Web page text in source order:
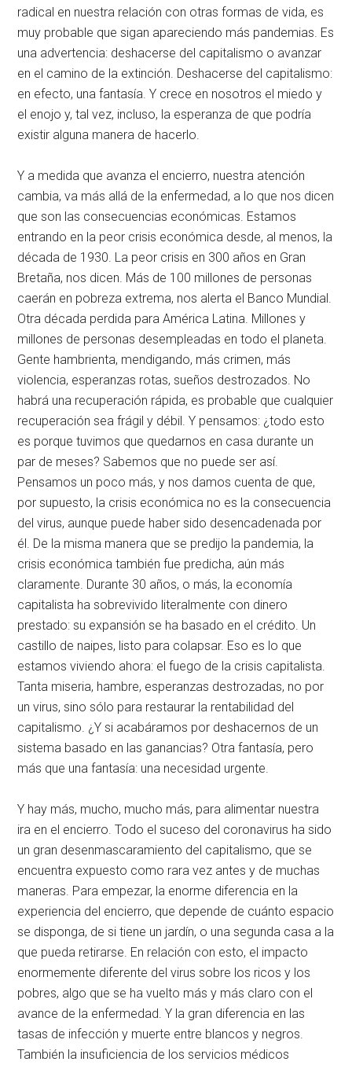
radical en nuestra relación con otras formas de vida, es
muy probable que sigan apareciendo más pandemias. Es
una advertencia: deshacerse del capitalismo o avanzar
en el camino de la extinción. Deshacerse del capitalismo:
en efecto, una fantasía. Y crece en nosotros el miedo y
el enojo y, tal vez, incluso, la esperanza de que podría
existir alguna manera de hacerlo.
Y a medida que avanza el encierro, nuestra atención
cambia, va más allá de la enfermedad, a lo que nos dicen
que son las consecuencias económicas. Estamos
entrando en la peor crisis económica desde, al menos, la
década de 1930. La peor crisis en 300 años en Gran
Bretaña, nos dicen. Más de 100 millones de personas
caerán en pobreza extrema, nos alerta el Banco Mundial.
Otra década perdida para América Latina. Millones y
millones de personas desempleadas en todo el planeta.
Gente hambrienta, mendigando, más crimen, más
violencia, esperanzas rotas, sueños destrozados. No
habrá una recuperación rápida, es probable que cualquier
recuperación sea frágil y débil. Y pensamos: ¿todo esto
es porque tuvimos que quedarnos en casa durante un
par de meses? Sabemos que no puede ser así.
Pensamos un poco más, y nos damos cuenta de que,
por supuesto, la crisis económica no es la consecuencia
del virus, aunque puede haber sido desencadenada por
él. De la misma manera que se predijo la pandemia, la
crisis económica también fue predicha, aún más
claramente. Durante 30 años, o más, la economía
capitalista ha sobrevivido literalmente con dinero
prestado: su expansión se ha basado en el crédito. Un
castillo de naipes, listo para colapsar. Eso es lo que
estamos viviendo ahora: el fuego de la crisis capitalista.
Tanta miseria, hambre, esperanzas destrozadas, no por
un virus, sino sólo para restaurar la rentabilidad del
capitalismo. ¿Y si acabáramos por deshacernos de un
sistema basado en las ganancias? Otra fantasía, pero
más que una fantasía: una necesidad urgente.
Y hay más, mucho, mucho más, para alimentar nuestra
ira en el encierro. Todo el suceso del coronavirus ha sido
un gran desenmascaramiento del capitalismo, que se
encuentra expuesto como rara vez antes y de muchas
maneras. Para empezar, la enorme diferencia en la
experiencia del encierro, que depende de cuánto espacio
se disponga, de si tiene un jardín, o una segunda casa a la
que pueda retirarse. En relación con esto, el impacto
enormemente diferente del virus sobre los ricos y los
pobres, algo que se ha vuelto más y más claro con el
avance de la enfermedad. Y la gran diferencia en las
tasas de infección y muerte entre blancos y negros.
También la insuficiencia de los servicios médicos